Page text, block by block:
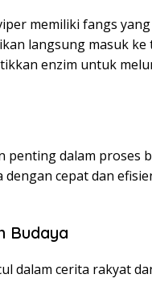
memiliki fangs
langsung masuk
enzim untuk
penting dalam proses
cepat dan
Budaya
dalam cerita rakyat